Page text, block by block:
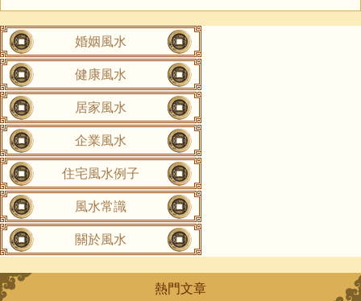
婚姻風水
健康風水
居家風水
企業風水
住宅風水例子
風水常識
關於風水
熱門文章